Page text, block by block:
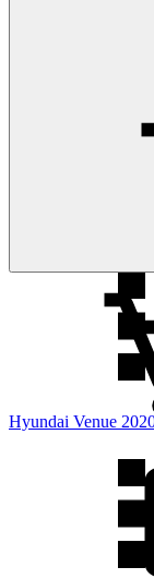
Hyundai Venue